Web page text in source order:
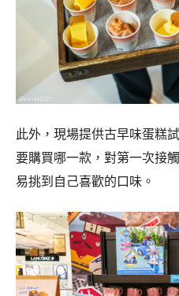
此外，現場提供古早味蛋糕
要購買哪一款，對第一次接
易挑到自己喜歡的口味。